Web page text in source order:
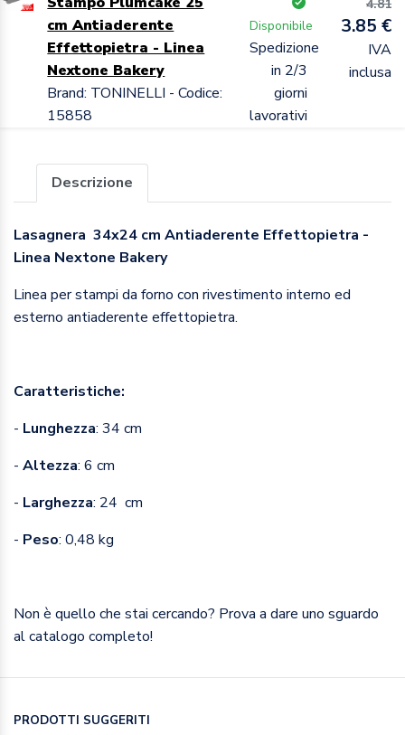
cm Antiaderente
Effettopietra - Linea
Nextone Bakery
Brand: TONINELLI - Codice:
15858
Disponibile
Spedizione
in 2/3
giorni
lavorativi
4.81
3.85 €
IVA
inclusa
Descrizione
Lasagnera 34x24 cm Antiaderente Effettopietra -
Linea Nextone Bakery
Linea per stampi da forno con rivestimento interno ed
esterno antiaderente effettopietra.
Caratteristiche:
- Lunghezza: 34 cm
- Altezza: 6 cm
- Larghezza: 24 cm
- Peso: 0,48 kg
Non è quello che stai cercando? Prova a dare uno sguardo
al catalogo completo!
PRODOTTI SUGGERITI